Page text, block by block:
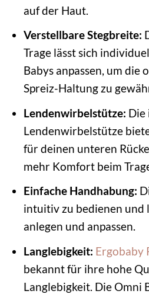
auf der Haut.
Verstellbare Stegbreite:
Trage lässt sich
Babys anpassen, um die
Spreiz-Haltung zu
Lendenwirbelstütze: Die
Lendenwirbelstütze
für deinen unteren
mehr Komfort beim
Einfache Handhabung:
intuitiv zu bedienen und
anlegen und anpassen.
Langlebigkeit: Ergobaby
bekannt für ihre hohe
Langlebigkeit. Die Omni